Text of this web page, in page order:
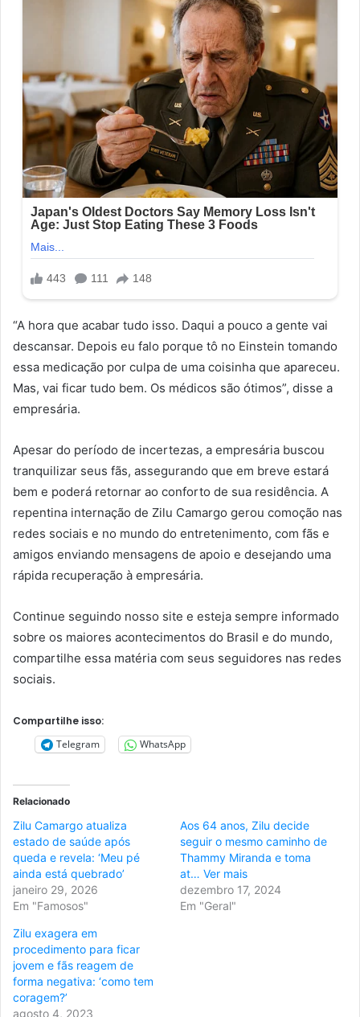
“A hora que acabar tudo isso. Daqui a pouco a gente vai
descansar. Depois eu falo porque tô no Einstein tomando
essa medicação por culpa de uma coisinha que apareceu.
Mas, vai ficar tudo bem. Os médicos são ótimos”, disse a
empresária.
Apesar do período de incertezas, a empresária buscou
tranquilizar seus fãs, assegurando que em breve estará
bem e poderá retornar ao conforto de sua residência. A
repentina internação de Zilu Camargo gerou comoção nas
redes sociais e no mundo do entretenimento, com fãs e
amigos enviando mensagens de apoio e desejando uma
rápida recuperação à empresária.
Continue seguindo nosso site e esteja sempre informado
sobre os maiores acontecimentos do Brasil e do mundo,
compartilhe essa matéria com seus seguidores nas redes
sociais.
Compartilhe isso:
Telegram
WhatsApp
Relacionado
Zilu Camargo atualiza
estado de saúde após
queda e revela: ‘Meu pé
ainda está quebrado’
janeiro 29, 2026
Em "Famosos"
Aos 64 anos, Zilu decide
seguir o mesmo caminho de
Thammy Miranda e toma
at… Ver mais
dezembro 17, 2024
Em "Geral"
Zilu exagera em
procedimento para ficar
jovem e fãs reagem de
forma negativa: ‘como tem
coragem?’
agosto 4, 2023